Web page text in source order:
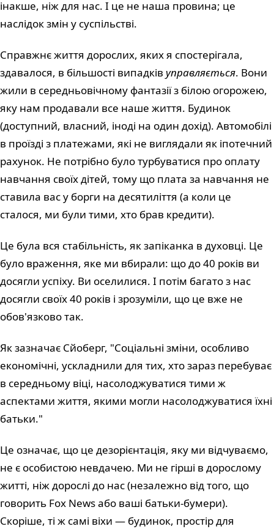
інакше, ніж для нас. І це не наша провина; це
наслідок змін у суспільстві.
Справжнє життя дорослих, яких я спостерігала,
здавалося, в більшості випадків управляється. Вони
жили в середньовічному фантазії з білою огорожею,
яку нам продавали все наше життя. Будинок
(доступний, власний, іноді на один дохід). Автомобілі
в проїзді з платежами, які не виглядали як іпотечний
рахунок. Не потрібно було турбуватися про оплату
навчання своїх дітей, тому що плата за навчання не
ставила вас у борги на десятиліття (а коли це
сталося, ми були тими, хто брав кредити).
Це була вся стабільність, як запіканка в духовці. Це
було враження, яке ми вбирали: що до 40 років ви
досягли успіху. Ви оселилися. І потім багато з нас
досягли своїх 40 років і зрозуміли, що це вже не
обов'язково так.
Як зазначає Сйоберг, "Соціальні зміни, особливо
економічні, ускладнили для тих, хто зараз перебуває
в середньому віці, насолоджуватися тими ж
аспектами життя, якими могли насолоджуватися їхні
батьки."
Це означає, що це дезорієнтація, яку ми відчуваємо,
не є особистою невдачею. Ми не гірші в дорослому
житті, ніж дорослі до нас (незалежно від того, що
говорить Fox News або ваші батьки-бумери).
Скоріше, ті ж самі віхи — будинок, простір для